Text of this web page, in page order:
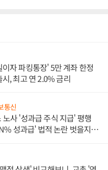
자 파킹통장' 5만 계좌 한정
, 최고 연 2.0% 금리
통신
노사 '성과급 주식 지급' 평행
성과급' 법적 논란 벗을지 주